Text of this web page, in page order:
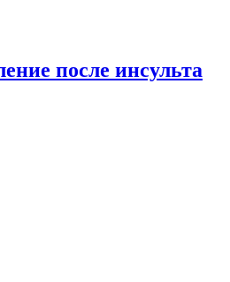
после инсульта